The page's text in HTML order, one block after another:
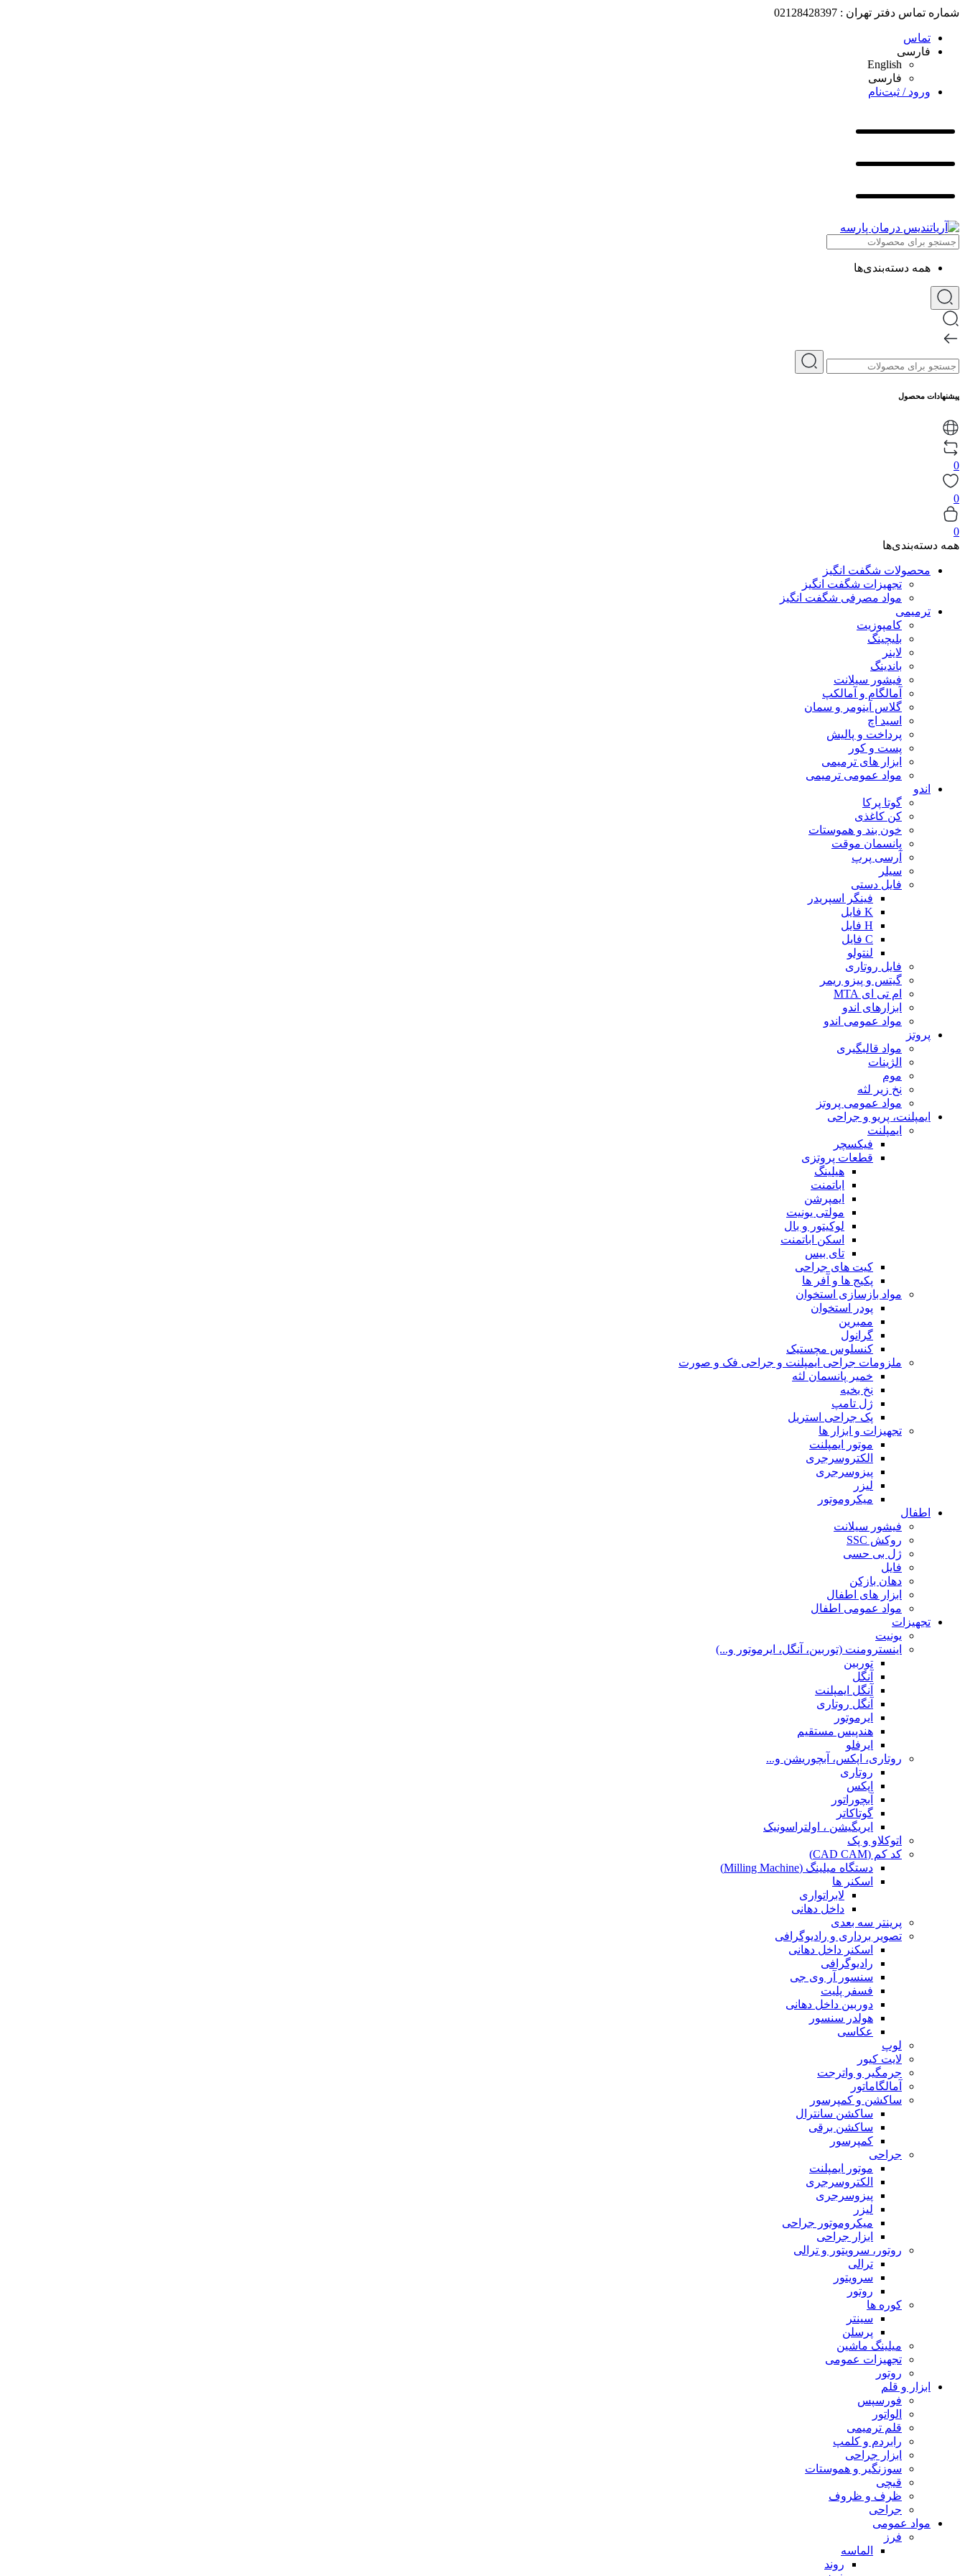
شماره تماس دفتر تهران : 02128428397
تماس
فارسی
English
فارسی
ورود / ثبت‌نام
همه دسته‌بندی‌ها
پیشنهادات محصول
0
0
0
همه دسته‌بندی‌ها
محصولات شگفت انگیز
تجهیزات شگفت انگیز
مواد مصرفی شگفت انگیز
ترمیمی
کامپوزیت
بلیچینگ
لاینر
باندینگ
فیشور سیلانت
آمالگام و آمالکپ
گلاس آینومر و سمان
اسید اچ
پرداخت و پالیش
پست و کور
ابزار های ترمیمی
مواد عمومی ترمیمی
اندو
گوتا پرکا
کن کاغذی
خون بند و هموستات
پانسمان موقت
آرسی پرپ
سیلر
فایل دستی
فینگر اسپریدر
K فایل
H فایل
C فایل
لنتولو
فایل روتاری
گیتس و پیزو ریمر
ام تی ای MTA
ابزارهای اندو
مواد عمومی اندو
پروتز
مواد قالبگیری
الژینات
موم
نخ زیر لثه
مواد عمومی پروتز
ایمپلنت، پریو و جراحی
ایمپلنت
فیکسچر
قطعات پروتزی
هیلینگ
اباتمنت
ایمپرشن
مولتی یونیت
لوکیتور و بال
اسکن اباتمنت
تای بیس
کیت های جراحی
پکیج ها و آفر ها
مواد بازسازی استخوان
پودر استخوان
ممبرین
گرانول
کنسلوس مچستیک
ملزومات جراحی ایمپلنت و جراحی فک و صورت
خمیر پانسمان لثه
نخ بخیه
ژل تامپ
پک جراحی استریل
تجهیزات و ابزار ها
موتور ایمپلنت
الکتروسرجری
پیزوسرجری
لیزر
میکروموتور
اطفال
فیشور سیلانت
روکش SSC
ژل بی حسی
فایل
دهان بازکن
ابزار های اطفال
مواد عمومی اطفال
تجهیزات
یونیت
اینسترومنت (توربین، آنگل، ایرموتور و...)
توربین
آنگل
آنگل ایمپلنت
آنگل روتاری
ایرموتور
هندپیس مستقیم
ایرفلو
روتاری، اپکس، آبچوریشن و...
روتاری
اپکس
آبچوراتور
گوتاکاتر
ایریگیشن ، اولتراسونیک
اتوکلاو و پک
کد کم (CAD CAM)
دستگاه میلینگ (Milling Machine)
اسکنر ها
لابراتواری
داخل دهانی
پرینتر سه بعدی
تصویر برداری و رادیوگرافی
اسکنر داخل دهانی
رادیوگرافی
سنسور آر وی جی
فسفر پلیت
دوربین داخل دهانی
هولدر سنسور
عکاسی
لوپ
لایت کیور
جرمگیر و واترجت
آمالگاماتور
ساکشن و کمپرسور
ساکشن سانترال
ساکشن برقی
کمپرسور
جراحی
موتور ایمپلنت
الکتروسرجری
پیزوسرجری
لیزر
میکروموتور جراحی
ابزار جراحی
روتور، سرویتور و ترالی
ترالی
سرویتور
روتور
کوره ها
سینتر
پرسلن
میلینگ ماشین
تجهیزات عمومی
روتور
ابزار و قلم
فورسپس
الواتور
قلم ترمیمی
رابردم و کلمپ
ابزار جراحی
سوزنگیر و هموستات
قیچی
ظرف و ظروف
جراحی
مواد عمومی
فرز
الماسه
روند